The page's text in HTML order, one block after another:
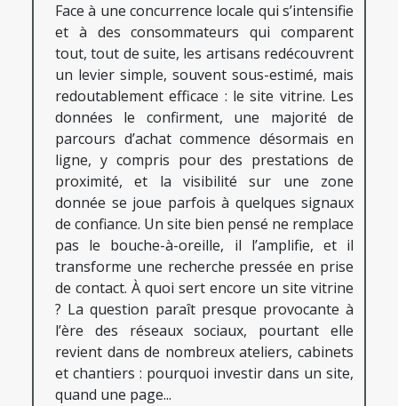
Face à une concurrence locale qui s’intensifie
et à des consommateurs qui comparent
tout, tout de suite, les artisans redécouvrent
un levier simple, souvent sous-estimé, mais
redoutablement efficace : le site vitrine. Les
données le confirment, une majorité de
parcours d’achat commence désormais en
ligne, y compris pour des prestations de
proximité, et la visibilité sur une zone
donnée se joue parfois à quelques signaux
de confiance. Un site bien pensé ne remplace
pas le bouche-à-oreille, il l’amplifie, et il
transforme une recherche pressée en prise
de contact. À quoi sert encore un site vitrine
? La question paraît presque provocante à
l’ère des réseaux sociaux, pourtant elle
revient dans de nombreux ateliers, cabinets
et chantiers : pourquoi investir dans un site,
quand une page...